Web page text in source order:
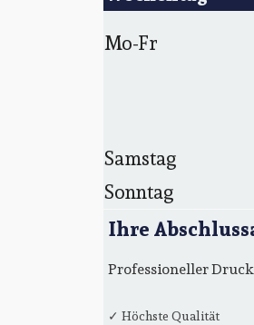
Mo-Fr
Samstag
Sonntag
Ihre
Professioneller
✓ Höchste Qualität